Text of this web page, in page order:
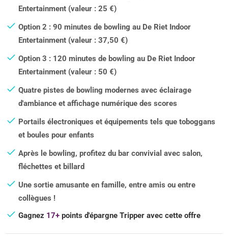
Entertainment (valeur : 25 €)
Option 2 : 90 minutes de bowling au De Riet Indoor
Entertainment (valeur : 37,50 €)
Option 3 : 120 minutes de bowling au De Riet Indoor
Entertainment (valeur : 50 €)
Quatre pistes de bowling modernes avec éclairage
d'ambiance et affichage numérique des scores
Portails électroniques et équipements tels que toboggans
et boules pour enfants
Après le bowling, profitez du bar convivial avec salon,
fléchettes et billard
Une sortie amusante en famille, entre amis ou entre
collègues !
Gagnez 17+ points d'épargne Tripper avec cette offre